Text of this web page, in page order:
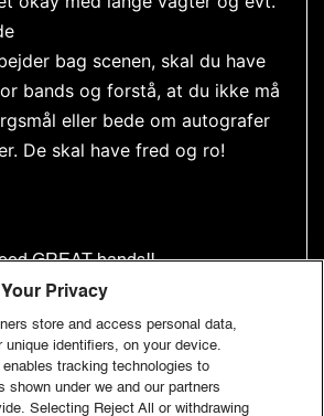
bag scenen, skal du have
bands og forstå, at du ikke må
eller bede om autografer
De skal have fred og ro!
GREAT hands!!
du til at arbejde
Helviti, COPENHELLs største
på og bag scenen og skifter set-
Der er tunge løft, og det er hårdt
Privacy
store and access personal data,
unique identifiers, on your device.
tracking technologies to
shown under we and our partners
Selecting Reject All or withdrawing